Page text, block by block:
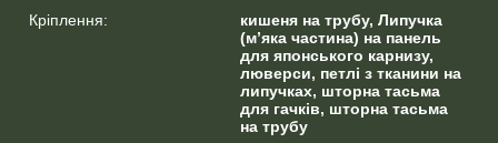
Кріплення:
кишеня на трубу, Липучка
(м’яка частина) на панель
для японського карнизу,
люверси, петлі з тканини на
липучках, шторна тасьма
для гачків, шторна тасьма
на трубу